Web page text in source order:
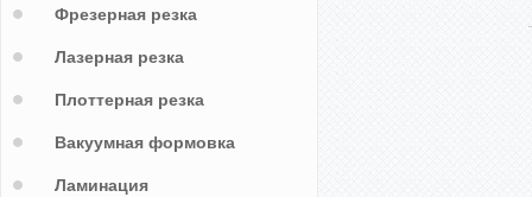
Фрезерная резка
Лазерная резка
Плоттерная резка
Вакуумная формовка
Ламинация